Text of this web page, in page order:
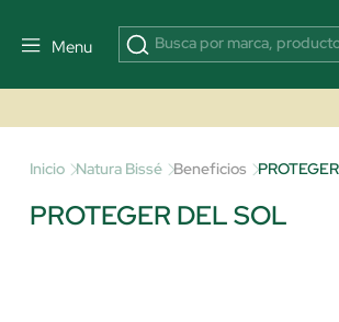
Menu
Inicio Natura Bissé Beneficios
PROTEGER DEL SOL